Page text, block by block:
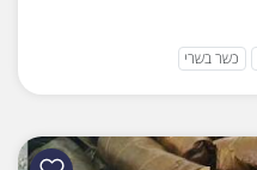
כשר בשרי